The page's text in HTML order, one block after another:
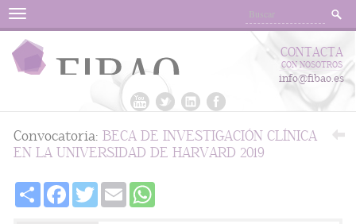
Menu
CONTACTA
CON NOSOTROS
info@fibao.es
Convocatoria: BECA DE INVESTIGACIÓN CLÍNICA
EN LA UNIVERSIDAD DE HARVARD 2019
Share FacebookTwitter Email